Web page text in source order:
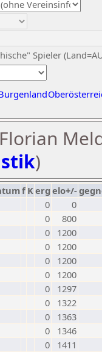
Spieler
)
f Kerg elo+/-
0
0
0
800
0
1200
0
1200
0
1200
0
1200
0
1297
0
1322
0
1363
0
1346
0
1411